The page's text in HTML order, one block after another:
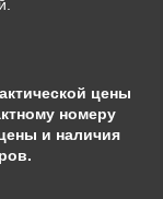
цены
номеру
и наличия